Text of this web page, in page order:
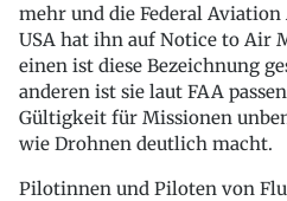
mehr und die Federal
USA hat ihn auf Notice to Air
einen ist diese Bezeichnung
anderen ist sie laut FAA
Gültigkeit für Missionen
wie Drohnen deutlich macht.
Pilotinnen und Piloten von